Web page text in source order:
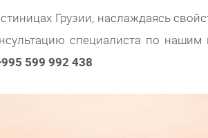
Грузии, наслаждаясь
специалиста по
599 992 438